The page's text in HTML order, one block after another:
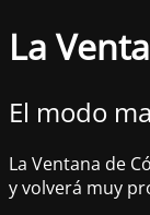
La
El modo
La Ventana de
y volverá muy